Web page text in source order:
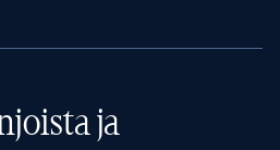
ja